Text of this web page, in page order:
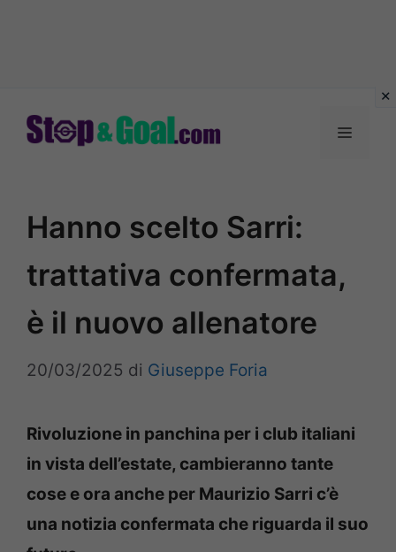
Menu
Hanno scelto Sarri:
trattativa confermata,
è il nuovo allenatore
20/03/2025 di Giuseppe Foria
Rivoluzione in panchina per i club italiani
in vista dell’estate, cambieranno tante
cose e ora anche per Maurizio Sarri c’è
una notizia confermata che riguarda il suo